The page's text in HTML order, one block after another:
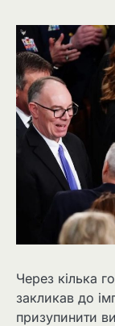
Через кілька
закликав до
призупинити